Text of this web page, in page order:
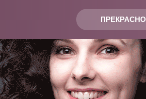
ПРЕКРАСНО